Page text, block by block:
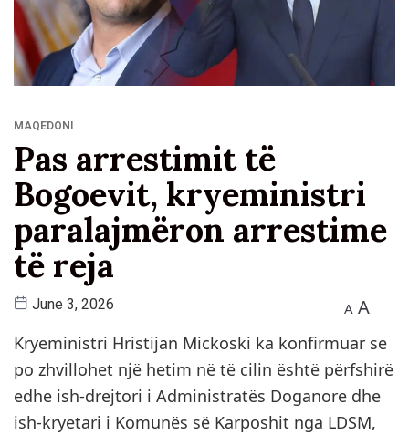
MAQEDONI
Pas arrestimit të
Bogoevit, kryeministri
paralajmëron arrestime
të reja
June 3, 2026 A A
Kryeministri Hristijan Mickoski ka konfirmuar se
po zhvillohet një hetim në të cilin është përfshirë
edhe ish-drejtori i Administratës Doganore dhe
ish-kryetari i Komunës së Karposhit nga LDSM,